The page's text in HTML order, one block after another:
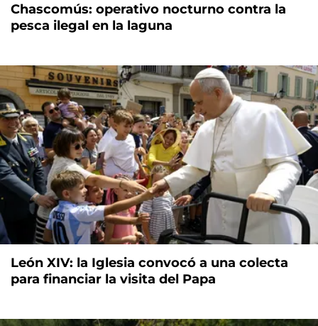
Chascomús: operativo nocturno contra la
pesca ilegal en la laguna
León XIV: la Iglesia convocó a una colecta
para financiar la visita del Papa